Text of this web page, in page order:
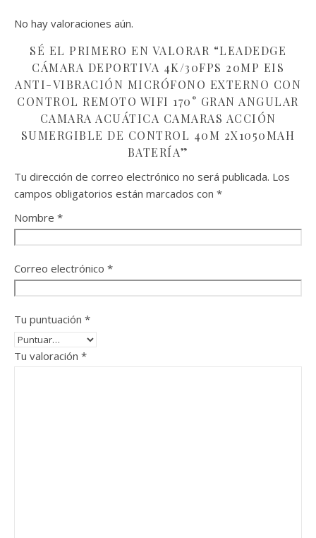
No hay valoraciones aún.
SÉ EL PRIMERO EN VALORAR “LEADEDGE
CÁMARA DEPORTIVA 4K/30FPS 20MP EIS
ANTI-VIBRACIÓN MICRÓFONO EXTERNO CON
CONTROL REMOTO WIFI 170° GRAN ANGULAR
CAMARA ACUÁTICA CAMARAS ACCIÓN
SUMERGIBLE DE CONTROL 40M 2X1050MAH
BATERÍA”
Tu dirección de correo electrónico no será publicada. Los
campos obligatorios están marcados con *
Nombre *
Correo electrónico *
Tu puntuación *
Tu valoración *